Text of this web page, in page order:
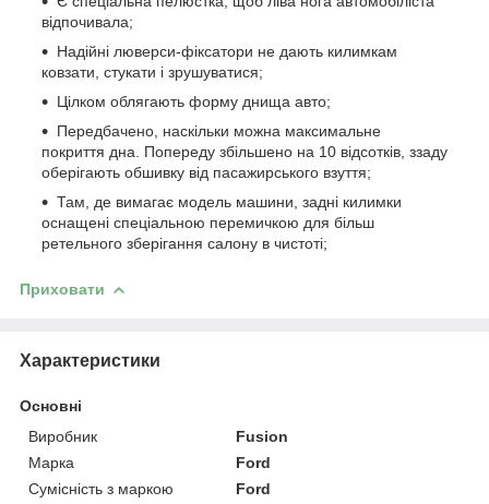
відпочивала;
Надійні люверси-фіксатори не дають килимкам
ковзати, стукати і зрушуватися;
Цілком облягають форму днища авто;
Передбачено, наскільки можна максимальне
покриття дна. Попереду збільшено на 10 відсотків, ззаду
оберігають обшивку від пасажирського взуття;
Там, де вимагає модель машини, задні килимки
оснащені спеціальною перемичкою для більш
ретельного зберігання салону в чистоті;
Приховати
Характеристики
Основні
Виробник
Fusion
Марка
Ford
Сумісність з маркою
Ford